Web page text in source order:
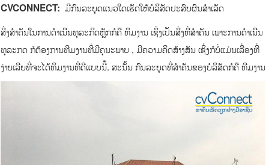
CVCONNECT: ມີກົນລະຍຸດແນວໃດເຮັດໃຫ້ບໍລິສັດປະສົບຜົນສຳເລັດ
ສິ່ງສຳຄັນໃນການດຳເນີນທຸລະກິດຫຼັກກໍຄື ທິມງານ ເຊິ່ງເປັນສິ່ງທີ່ສຳຄັນ ເພາະການດຳເນີນ
ທຸລະກດ ກໍຕ້ອງການທີມງານທີ່ມີຄຸນະພາບ , ມີຄວາມຄິດສ້າງສັນ ເຊິ່ງກໍບໍ່ແມ່ນເລື່ອງທີ່
ງ່າຍເລີຍທີ່ຈະໄດ້ທິມງານທີ່ດີແບບນີ້. ສະນັ້ນ ກົນລະຍຸດທີ່ສຳຄັນຂອງບໍລິສັດກໍຄື ທີມງານ